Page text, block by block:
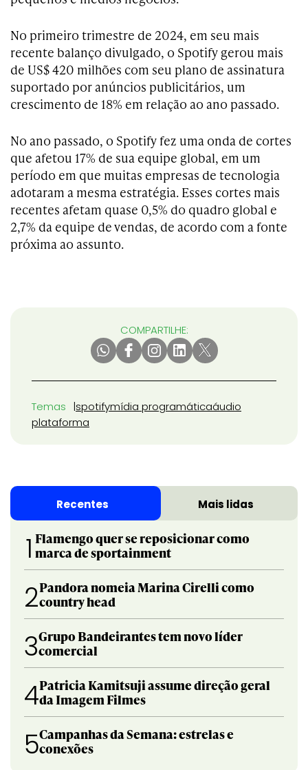
No primeiro trimestre de 2024, em seu mais
recente balanço divulgado, o Spotify gerou mais
de US$ 420 milhões com seu plano de assinatura
suportado por anúncios publicitários, um
crescimento de 18% em relação ao ano passado.
No ano passado, o Spotify fez uma onda de cortes
que afetou 17% de sua equipe global, em um
período em que muitas empresas de tecnologia
adotaram a mesma estratégia. Esses cortes mais
recentes afetam quase 0,5% do quadro global e
2,7% da equipe de vendas, de acordo com a fonte
próxima ao assunto.
COMPARTILHE:
Temas spotifymídia programáticaáudio
plataforma
Recentes Mais lidas
1 Flamengo quer se reposicionar como
marca de sportainment
2Pandora nomeia Marina Cirelli como
country head
3Grupo Bandeirantes tem novo líder
comercial
4Patricia Kamitsuji assume direção geral
da Imagem Filmes
5Campanhas da Semana: estrelas e
conexões